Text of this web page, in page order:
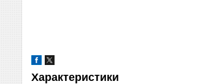
Характеристики